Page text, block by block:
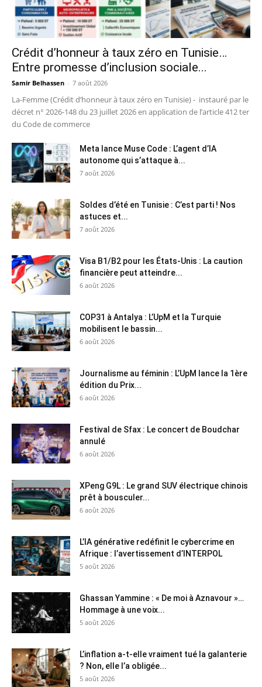
Crédit d’honneur à taux zéro en Tunisie…
Entre promesse d’inclusion sociale...
Samir Belhassen - 7 août 2026
La-Femme (Crédit d’honneur à taux zéro en Tunisie) - instauré par le
décret n° 2026-148 du 23 juillet 2026 en application de l’article 412 ter
du Code de commerce
Meta lance Muse Code : L’agent d’IA
autonome qui s’attaque à...
7 août 2026
Soldes d’été en Tunisie : C’est parti ! Nos
astuces et...
7 août 2026
Visa B1/B2 pour les États-Unis : La caution
financière peut atteindre...
6 août 2026
COP31 à Antalya : L’UpM et la Turquie
mobilisent le bassin...
6 août 2026
Journalisme au féminin : L’UpM lance la 1ère
édition du Prix...
6 août 2026
Festival de Sfax : Le concert de Boudchar
annulé
6 août 2026
XPeng G9L : Le grand SUV électrique chinois
prêt à bousculer...
6 août 2026
L’IA générative redéfinit le cybercrime en
Afrique : l’avertissement d’INTERPOL
5 août 2026
Ghassan Yammine : « De moi à Aznavour »…
Hommage à une voix...
5 août 2026
L’inflation a-t-elle vraiment tué la galanterie
? Non, elle l’a obligée...
5 août 2026